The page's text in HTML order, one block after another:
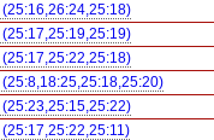
(25:16,26:24,25:18)
(25:17,25:19,25:19)
(25:17,25:22,25:18)
(25:8,18:25,25:18,25:20)
(25:23,25:15,25:22)